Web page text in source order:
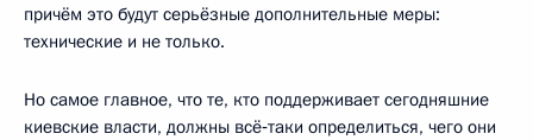
причём это будут серьёзные дополнительные меры:
технические и не только.
Но самое главное, что те, кто поддерживает сегодняшние
киевские власти, должны всё‑таки определиться, чего они